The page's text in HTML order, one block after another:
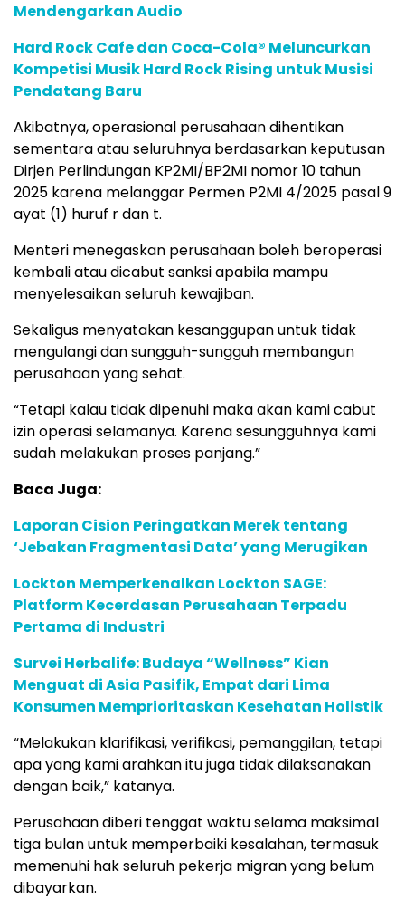
Mendengarkan Audio
Hard Rock Cafe dan Coca-Cola® Meluncurkan
Kompetisi Musik Hard Rock Rising untuk Musisi
Pendatang Baru
Akibatnya, operasional perusahaan dihentikan
sementara atau seluruhnya berdasarkan keputusan
Dirjen Perlindungan KP2MI/BP2MI nomor 10 tahun
2025 karena melanggar Permen P2MI 4/2025 pasal 9
ayat (1) huruf r dan t.
Menteri menegaskan perusahaan boleh beroperasi
kembali atau dicabut sanksi apabila mampu
menyelesaikan seluruh kewajiban.
Sekaligus menyatakan kesanggupan untuk tidak
mengulangi dan sungguh-sungguh membangun
perusahaan yang sehat.
“Tetapi kalau tidak dipenuhi maka akan kami cabut
izin operasi selamanya. Karena sesungguhnya kami
sudah melakukan proses panjang.”
Baca Juga:
Laporan Cision Peringatkan Merek tentang
‘Jebakan Fragmentasi Data’ yang Merugikan
Lockton Memperkenalkan Lockton SAGE:
Platform Kecerdasan Perusahaan Terpadu
Pertama di Industri
Survei Herbalife: Budaya “Wellness” Kian
Menguat di Asia Pasifik, Empat dari Lima
Konsumen Memprioritaskan Kesehatan Holistik
“Melakukan klarifikasi, verifikasi, pemanggilan, tetapi
apa yang kami arahkan itu juga tidak dilaksanakan
dengan baik,” katanya.
Perusahaan diberi tenggat waktu selama maksimal
tiga bulan untuk memperbaiki kesalahan, termasuk
memenuhi hak seluruh pekerja migran yang belum
dibayarkan.